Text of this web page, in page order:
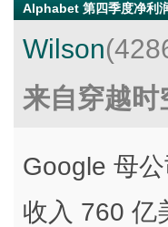
Alphabet 第四季度净利
Wilson
来自穿越时
Google 母
收入 760 亿